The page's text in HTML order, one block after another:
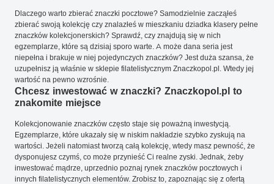
Dlaczego warto zbierać znaczki pocztowe? Samodzielnie zacząłeś
zbierać swoją kolekcję czy znalazłeś w mieszkaniu dziadka klasery pełne
znaczków kolekcjonerskich? Sprawdź, czy znajdują się w nich
egzemplarze, które są dzisiaj sporo warte. A może dana seria jest
niepełna i brakuje w niej pojedynczych znaczków? Jest duża szansa, że
uzupełnisz ją właśnie w sklepie filatelistycznym Znaczkopol.pl. Wtedy jej
wartość na pewno wzrośnie.
Chcesz inwestować w znaczki? Znaczkopol.pl to
znakomite miejsce
Kolekcjonowanie znaczków często staje się poważną inwestycją.
Egzemplarze, które ukazały się w niskim nakładzie szybko zyskują na
wartości. Jeżeli natomiast tworzą całą kolekcję, wtedy masz pewność, że
dysponujesz czymś, co może przynieść Ci realne zyski. Jednak, żeby
inwestować mądrze, uprzednio poznaj rynek znaczków pocztowych i
innych filatelistycznych elementów. Zrobisz to, zapoznając się z ofertą